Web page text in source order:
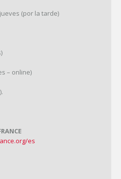
(por la tarde)
– online)
es